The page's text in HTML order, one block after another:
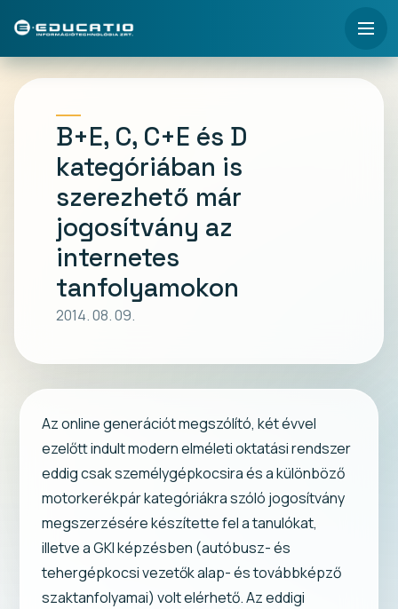
B+E, C, C+E és D
kategóriában is
szerezhető már
jogosítvány az
internetes
tanfolyamokon
2014. 08. 09.
Az online generációt megszólító, két évvel
ezelőtt indult modern elméleti oktatási rendszer
eddig csak személygépkocsira és a különböző
motorkerékpár kategóriákra szóló jogosítvány
megszerzésére készítette fel a tanulókat,
illetve a GKI képzésben (autóbusz- és
tehergépkocsi vezetők alap- és továbbképző
szaktanfolyamai) volt elérhető. Az eddigi